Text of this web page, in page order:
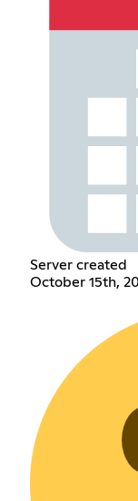
Server created
October 15th,